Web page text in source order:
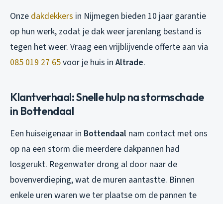
Onze dakdekkers in Nijmegen bieden 10 jaar garantie
op hun werk, zodat je dak weer jarenlang bestand is
tegen het weer. Vraag een vrijblijvende offerte aan via
085 019 27 65voor je huis in Altrade.
Klantverhaal: Snelle hulp na stormschade
in Bottendaal
Een huiseigenaar in Bottendaal nam contact met ons
op na een storm die meerdere dakpannen had
losgerukt. Regenwater drong al door naar de
bovenverdieping, wat de muren aantastte. Binnen
enkele uren waren we ter plaatse om de pannen te